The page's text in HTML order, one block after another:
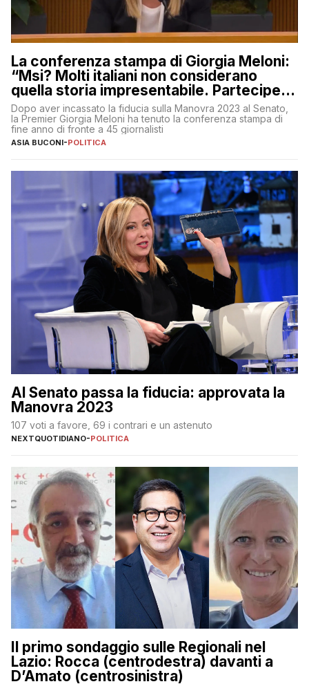
La conferenza stampa di Giorgia Meloni:
“Msi? Molti italiani non considerano
quella storia impresentabile. Parteciperò
al 25 aprile”
Dopo aver incassato la fiducia sulla Manovra 2023 al Senato,
la Premier Giorgia Meloni ha tenuto la conferenza stampa di
fine anno di fronte a 45 giornalisti
ASIA BUCONI-POLITICA
Al Senato passa la fiducia: approvata la
Manovra 2023
107 voti a favore, 69 i contrari e un astenuto
NEXTQUOTIDIANO-POLITICA
Il primo sondaggio sulle Regionali nel
Lazio: Rocca (centrodestra) davanti a
D’Amato (centrosinistra)